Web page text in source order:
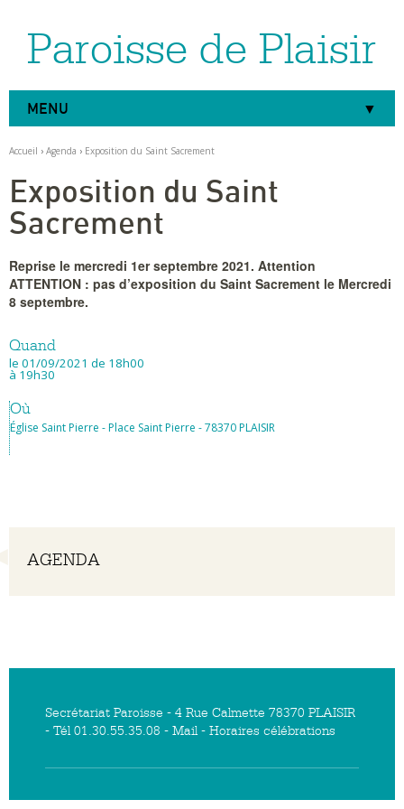
Outils
personnels
Paroisse de Plaisir
MENU
Accueil › Agenda › Exposition du Saint Sacrement
Navigation
AGENDA
Exposition du Saint
Sacrement
Reprise le mercredi 1er septembre 2021. Attention
ATTENTION : pas d’exposition du Saint Sacrement le Mercredi
8 septembre.
Quand
le 01/09/2021 de 18h00
à 19h30
Où
Église Saint Pierre - Place Saint Pierre - 78370 PLAISIR
Secrétariat Paroisse - 4 Rue Calmette 78370 PLAISIR
- Tél 01.30.55.35.08 - Mail- Horaires célébrations